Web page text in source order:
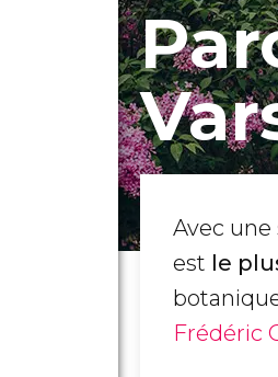
Avec une
est le
Frédéric